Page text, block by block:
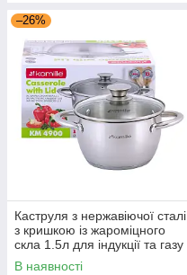
–26%
Каструля з нержавіючої сталі
з кришкою із жароміцного
скла 1.5л для індукції та газу
Kamille KM-4900
В наявності